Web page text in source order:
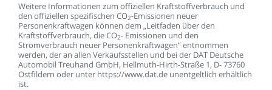
Weitere Informationen zum offiziellen Kraftstoffverbrauch und
den offiziellen spezifischen CO2-Emissionen neuer
Personenkraftwagen können dem „Leitfaden überden
Kraftstoffverbrauch, dieCO2- Emissionen und den
Stromverbrauch neuer Personenkraftwagen“entnommen
werden, deran allen Verkaufsstellen und beider DAT Deutsche
AutomobilTreuhand GmbH, Hellmuth-Hirth-Straße 1, D-73760
Ostfildern oder unter https://www.dat.de unentgeltlich erhältlich
ist.